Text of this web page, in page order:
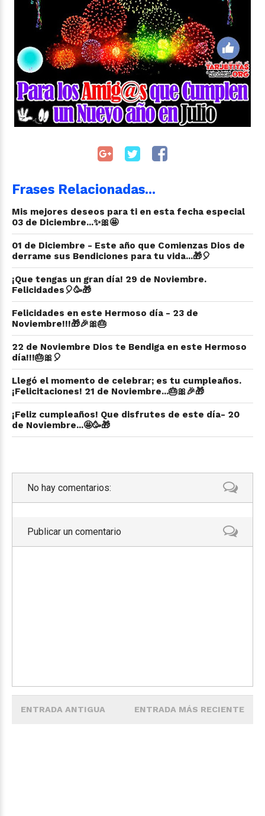
Frases Relacionadas...
Mis mejores deseos para ti en esta fecha especial
03 de Diciembre...✨🎀🤩
01 de Diciembre - Este año que Comienzas Dios de
derrame sus Bendiciones para tu vida...🎁🎈
¡Que tengas un gran día! 29 de Noviembre.
Felicidades🎈🥳🎁
Felicidades en este Hermoso día - 23 de
Noviembre!!!🎁🎉🎀🎂
22 de Noviembre Dios te Bendiga en este Hermoso
día!!!🎂🎀🎈
Llegó el momento de celebrar; es tu cumpleaños.
¡Felicitaciones! 21 de Noviembre...🎂🎀🎉🎁
¡Feliz cumpleaños! Que disfrutes de este día- 20
de Noviembre...🤩🥳🎁
No hay comentarios:
Publicar un comentario
ENTRADA MÁS RECIENTE
ENTRADA ANTIGUA